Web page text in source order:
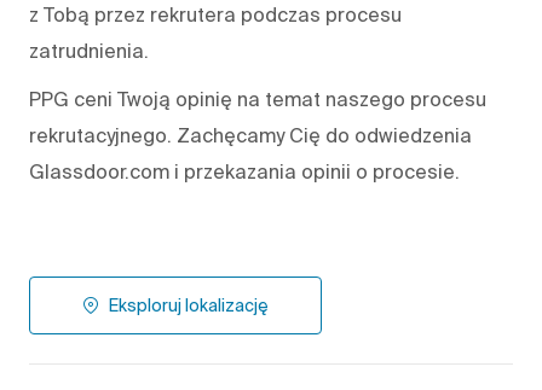
z Tobą przez rekrutera podczas procesu
zatrudnienia.
PPG ceni Twoją opinię na temat naszego procesu
rekrutacyjnego. Zachęcamy Cię do odwiedzenia
Glassdoor.com i przekazania opinii o procesie.
Eksploruj lokalizację